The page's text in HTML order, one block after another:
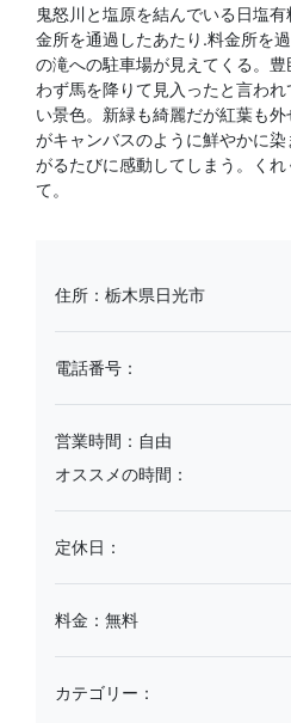
鬼怒川と塩原を結んでいる日塩
金所を通過したあたり.料金所を
の滝への駐車場が見えてくる。
わず馬を降りて見入ったと言わ
い景色。新緑も綺麗だが紅葉も
がキャンバスのように鮮やかに
がるたびに感動してしまう。く
て。
住所：栃木県日光市
電話番号：
営業時間：自由
オススメの時間：
定休日：
料金：無料
カテゴリー：